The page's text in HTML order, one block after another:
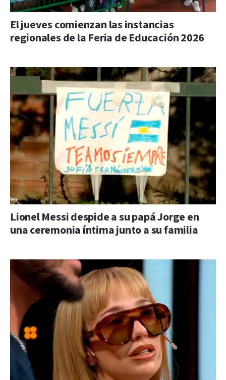
El jueves comienzan las instancias
regionales de la Feria de Educación 2026
Lionel Messi despide a su papá Jorge en
una ceremonia íntima junto a su familia